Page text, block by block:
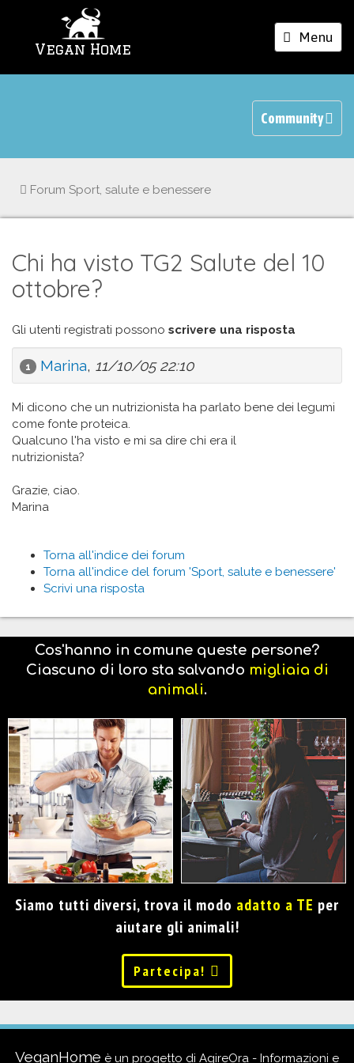
Vegan Home
Toggle
navigation
Menu
Community
Forum Sport, salute e benessere
Chi ha visto TG2 Salute del 10
ottobre?
Gli utenti registrati possono scrivere una risposta
1 Marina, 11/10/05 22:10
Mi dicono che un nutrizionista ha parlato bene dei legumi
come fonte proteica.
Qualcuno l'ha visto e mi sa dire chi era il
nutrizionista?
Grazie, ciao.
Marina
Torna all'indice dei forum
Torna all'indice del forum 'Sport, salute e benessere'
Scrivi una risposta
Cos'hanno in comune queste persone?
Ciascuno di loro sta salvando migliaia di
animali.
Siamo tutti diversi, trova il modo adatto a TE per
aiutare gli animali!
Partecipa!
VeganHome è un progetto di AgireOra - Informazioni e